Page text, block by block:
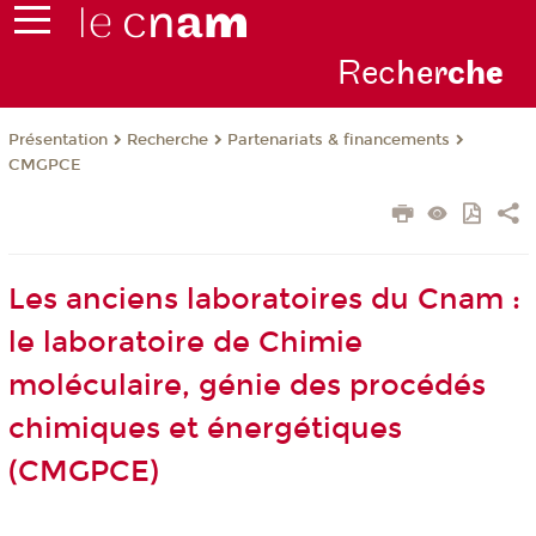
Recherche
Présentation Recherche
Partenariats & financements
CMGPCE
Les anciens laboratoires du Cnam :
le laboratoire de Chimie
moléculaire, génie des procédés
chimiques et énergétiques
(CMGPCE)